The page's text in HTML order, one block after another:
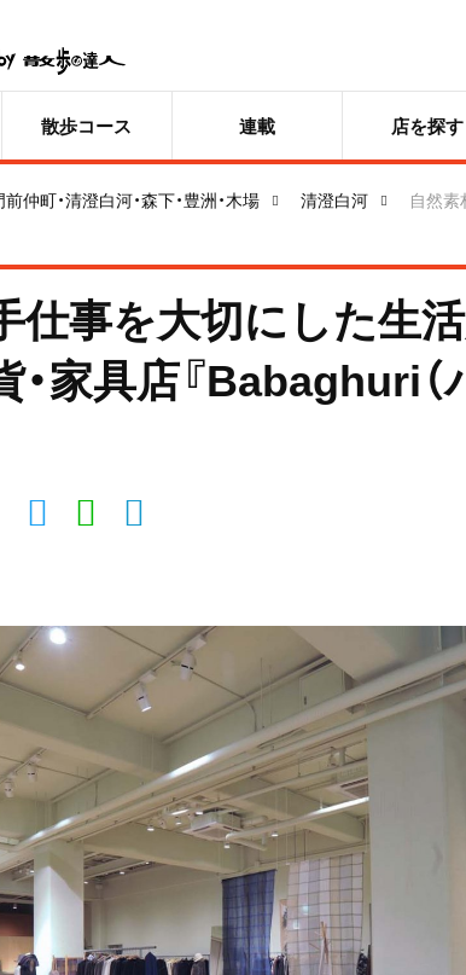
散歩コース 連載 店を探す
前仲町・清澄白河・森下・豊洲・木場 清澄白河
自然素
仕事を大切にした生
家具店『Babaghuri（